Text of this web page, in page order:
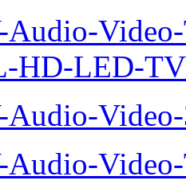
Audio-
HD-LED-
Audio-
Audio-